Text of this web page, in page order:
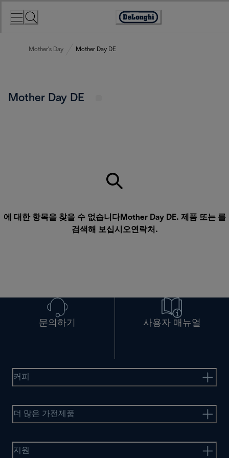
Accessibility
Mother's Day Mother Day DE
Mother Day DE
에 대한 항목을 찾을 수 없습니다Mother Day DE. 제품 또는 를
검색해 보십시오연락처 .
문의하기 사용자 매뉴얼
커피
더 많은 가전제품
지원